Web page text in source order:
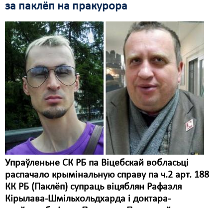
за паклёп на пракурора
Упраўленьне СК РБ па Віцебскай вобласьці
распачало крымінальную справу па ч.2 арт. 188
КК РБ (Паклёп) супраць віцяблян Рафаэля
Кірылава-Шмільхольдхарда і доктара-
Свабода слова
Свабода сумленьня
Суд
Сьмяротнае пакараньне
Экалёгія
Правы працоўных
Сацыяльныя правы